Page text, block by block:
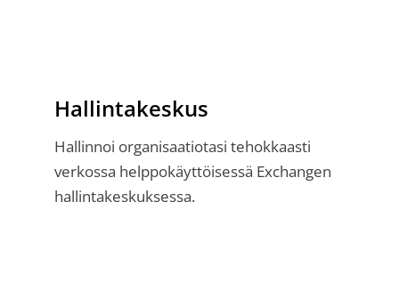
Hallintakeskus
Hallinnoi organisaatiotasi tehokkaasti
verkossa helppokäyttöisessä Exchangen
hallintakeskuksessa.